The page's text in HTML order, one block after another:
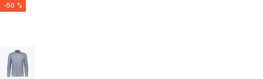
-50 %